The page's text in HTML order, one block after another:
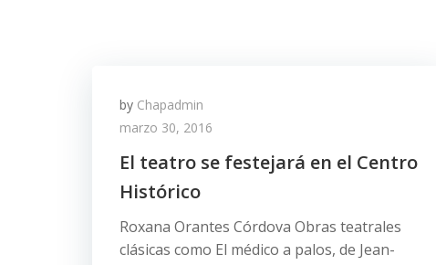
by Chapadmin
marzo 30, 2016
El teatro se festejará en el Centro
Histórico
Roxana Orantes Córdova Obras teatrales
clásicas como El médico a palos, de Jean-